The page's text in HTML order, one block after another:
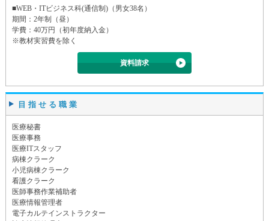
■WEB・ITビジネス科(通信制)（男女38名）
期間：2年制（昼）
学費：40万円（初年度納入金）
※教材実習費を除く
資料請求
目指せる職業
医療秘書
医療事務
医療ITスタッフ
病棟クラーク
小児病棟クラーク
看護クラーク
医師事務作業補助者
医療情報管理者
電子カルテインストラクター